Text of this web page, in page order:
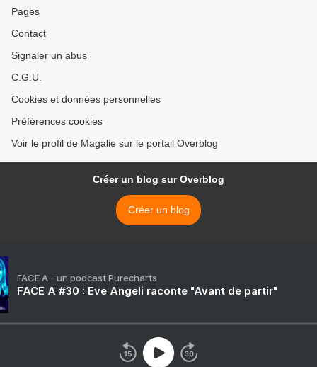
Pages
Contact
Signaler un abus
C.G.U.
Cookies et données personnelles
Préférences cookies
Voir le profil de Magalie sur le portail Overblog
Créer un blog sur Overblog
Créer un blog
FACE A - un podcast Purecharts
FACE A #30 : Eve Angeli raconte "Avant de partir"